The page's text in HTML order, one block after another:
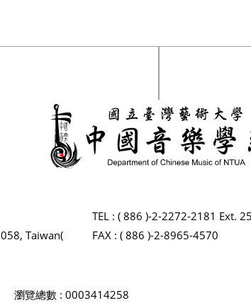
Taiwan(
TEL : ( 886 )-2-2272-2181 Ext.
FAX : ( 886 )-2-8965-4570
瀏覽總數 : 0003414258